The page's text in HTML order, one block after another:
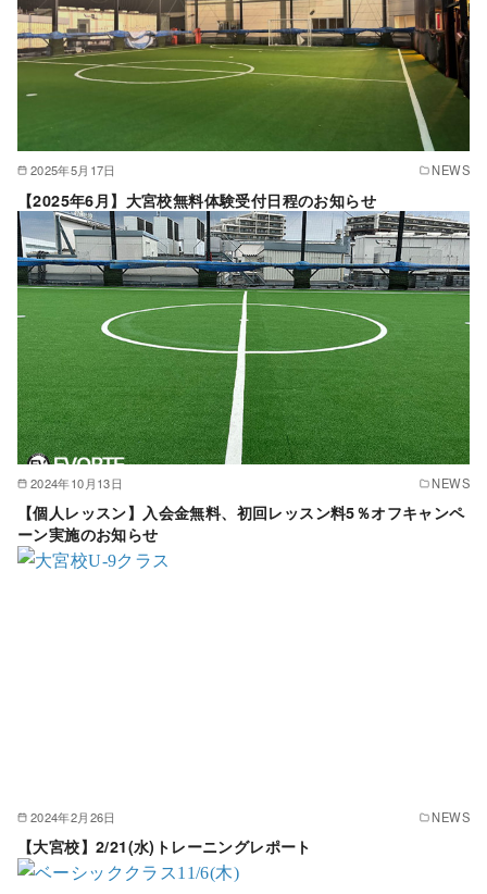
2025年5月17日 NEWS
【2025年6月】大宮校無料体験受付日程のお知らせ
2024年10月13日 NEWS
【個人レッスン】入会金無料、初回レッスン料5％オフキャンペ
ーン実施のお知らせ
2024年2月26日 NEWS
【大宮校】2/21(水)トレーニングレポート